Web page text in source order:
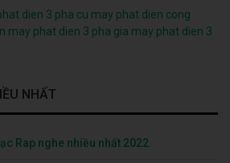
dien 3 pha cu may phat dien cong
may phat dien 3 pha gia may phat dien 3
NHẤT
Rap nghe nhiều nhất 2022